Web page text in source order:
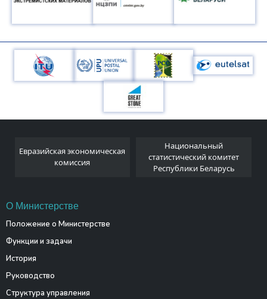
Евразийская экономическая
комиссия
Национальный
статистический комитет
Республики Беларусь
О Министерстве
Положение о Министерстве
Функции и задачи
История
Руководство
Структура управления